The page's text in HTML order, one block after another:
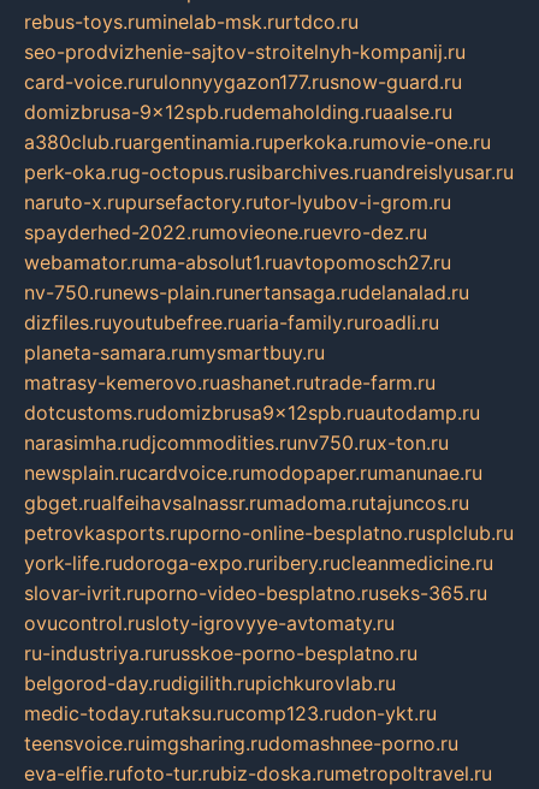
rebus-toys.ruminelab-msk.rurtdco.ru
seo-prodvizhenie-sajtov-stroitelnyh-kompanij.ru
card-voice.rurulonnyygazon177.rusnow-guard.ru
domizbrusa-9x12spb.rudemaholding.ruaalse.ru
a380club.ruargentinamia.ruperkoka.rumovie-one.ru
perk-oka.rug-octopus.rusibarchives.ruandreislyusar.ru
naruto-x.rupursefactory.rutor-lyubov-i-grom.ru
spayderhed-2022.rumovieone.ruevro-dez.ru
webamator.ruma-absolut1.ruavtopomosch27.ru
nv-750.runews-plain.runertansaga.rudelanalad.ru
dizfiles.ruyoutubefree.ruaria-family.ruroadli.ru
planeta-samara.rumysmartbuy.ru
matrasy-kemerovo.ruashanet.rutrade-farm.ru
dotcustoms.rudomizbrusa9x12spb.ruautodamp.ru
narasimha.rudjcommodities.runv750.rux-ton.ru
newsplain.rucardvoice.rumodopaper.rumanunae.ru
gbget.rualfeihavsalnassr.rumadoma.rutajuncos.ru
petrovkasports.ruporno-online-besplatno.rusplclub.ru
york-life.rudoroga-expo.ruribery.rucleanmedicine.ru
slovar-ivrit.ruporno-video-besplatno.ruseks-365.ru
ovucontrol.rusloty-igrovyye-avtomaty.ru
ru-industriya.rurusskoe-porno-besplatno.ru
belgorod-day.rudigilith.rupichkurovlab.ru
medic-today.rutaksu.rucomp123.rudon-ykt.ru
teensvoice.ruimgsharing.rudomashnee-porno.ru
eva-elfie.rufoto-tur.rubiz-doska.rumetropoltravel.ru